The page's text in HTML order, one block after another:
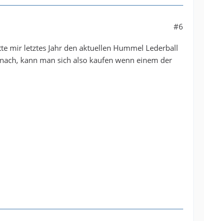
#6
mir letztes Jahr den aktuellen Hummel Lederball
kann man sich also kaufen wenn einem der